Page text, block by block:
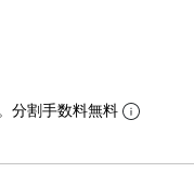
分割手数料無料